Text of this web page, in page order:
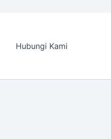
Hubungi Kami